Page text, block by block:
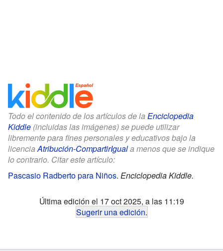
Todo el contenido de los artículos de la Enciclopedia
Kiddle (incluidas las imágenes) se puede utilizar
libremente para fines personales y educativos bajo la
licenciaAtribución-CompartirIguala menos que se indique
lo contrario. Citar este artículo:
Pascasio Radberto para Niños. Enciclopedia Kiddle.
Última edición el 17 oct 2025, a las 11:19
Sugerir una edición.